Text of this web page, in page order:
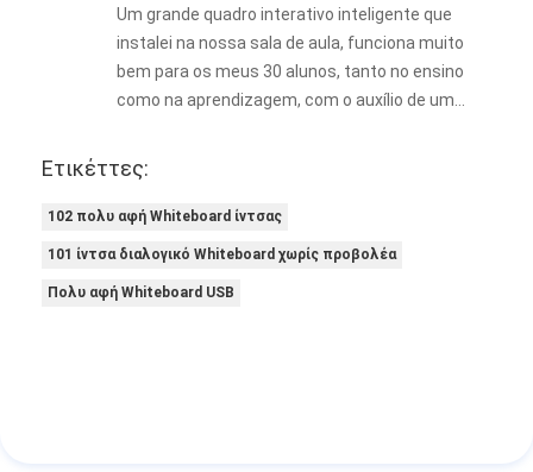
Um grande quadro interativo inteligente que
instalei na nossa sala de aula, funciona muito
bem para os meus 30 alunos, tanto no ensino
como na aprendizagem, com o auxílio de um
Ετικέττες:
102 πολυ αφή Whiteboard ίντσας
101 ίντσα διαλογικό Whiteboard χωρίς προβολέα
Πολυ αφή Whiteboard USB